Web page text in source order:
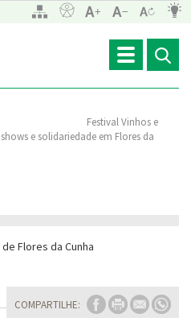
Toggle
navigation
Festival Vinhos e
e solidariedade em Flores da
COMPARTILHE: